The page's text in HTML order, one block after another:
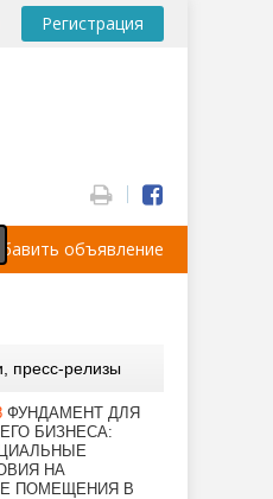
Регистрация
объявление
пресс-релизы
ФУНДАМЕНТ ДЛЯ
БИЗНЕСА:
НА
ПОМЕЩЕНИЯ В